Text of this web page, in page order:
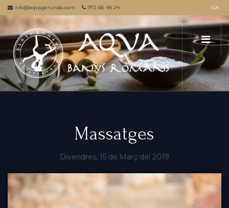
info@aqvagerunda.com 972 66 48 24 CA
Massatges
Divendres, 15 de Març del 2019